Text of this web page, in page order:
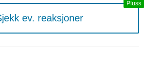
ev. reaksjoner